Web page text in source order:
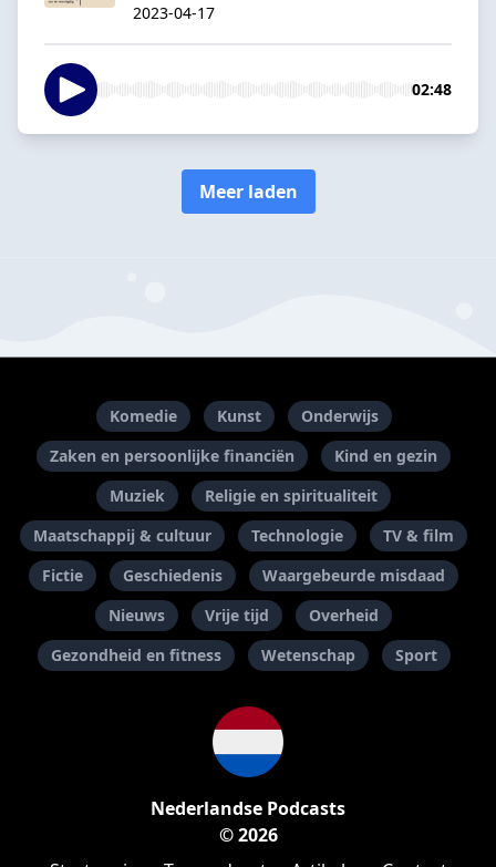
2023-04-17
02:48
Meer laden
Komedie Kunst
Onderwijs
Zaken en persoonlijke financiën
Kind en gezin
Muziek
Religie en spiritualiteit
Maatschappij & cultuur
Technologie
TV & film
Fictie
Geschiedenis
Waargebeurde misdaad
Nieuws
Vrije tijd
Overheid
Gezondheid en fitness
Wetenschap Sport
Nederlandse Podcasts
© 2026